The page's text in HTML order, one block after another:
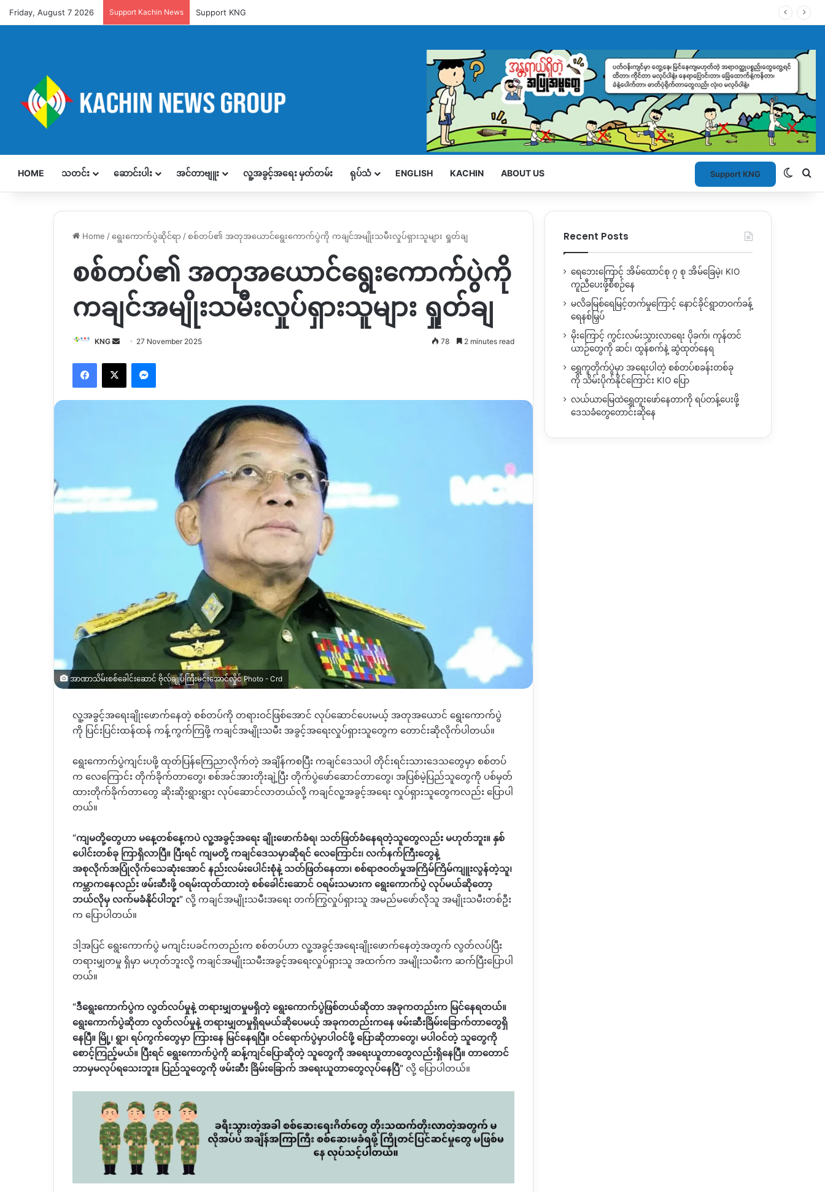
Friday, August 7 2026 Support Kachin News Support KNG
HOME သတင်း ဆောင်းပါး အင်တာဗျူး လူ့အခွင့်အရေး မှတ်တမ်း ရုပ်သံ ENGLISH KACHIN ABOUT US Support KNG
Home /ရွေးကောက်ပွဲဆိုင်ရာ /စစ်တပ်၏ အတုအယောင်ရွေးကောက်ပွဲကို ကချင်အမျိုးသမီးလှုပ်ရှားသူများ ရှုတ်ချ
စစ်တပ်၏ အတုအယောင်ရွေးကောက်ပွဲကို
ကချင်အမျိုးသမီးလှုပ်ရှားသူများ ရှုတ်ချ
KNG
Send 27 November 2025 78 2 minutes read
Facebook
X Messenger
အာဏာသိမ်းစစ်ခေါင်းဆောင် ဗိုလ်ချုပ်ကြီးမင်းအောင်လှိုင် Photo - Crd
လူ့အခွင့်အရေးချိုးဖောက်နေတဲ့ စစ်တပ်ကို တရားဝင်ဖြစ်အောင် လုပ်ဆောင်ပေးမယ့် အတုအယောင် ရွေးကောက်ပွဲ
ကို ပြင်းပြင်းထန်ထန် ကန့်ကွက်ကြဖို့ ကချင်အမျိုးသမီး အခွင့်အရေးလှုပ်ရှားသူတွေက တောင်းဆိုလိုက်ပါတယ်။
ရွေးကောက်ပွဲကျင်းပဖို့ ထုတ်ပြန်ကြေညာလိုက်တဲ့ အချိန်ကစပြီး ကချင်ဒေသပါ တိုင်းရင်းသားဒေသတွေမှာ စစ်တပ်
က လေကြောင်း တိုက်ခိုက်တာတွေ၊ စစ်အင်အားတိုးချဲ့ပြီး တိုက်ပွဲဖော်ဆောင်တာတွေ၊ အပြစ်မဲ့ပြည်သူတွေကို ပစ်မှတ်
ထားတိုက်ခိုက်တာတွေ ဆိုးဆိုးရွားရွား လုပ်ဆောင်လာတယ်လို့ ကချင်လူ့အခွင့်အရေး လှုပ်ရှားသူတွေကလည်း ပြောပါ
တယ်။
“ကျမတို့တွေဟာ မနေ့တစ်နေ့ကပဲ လူ့အခွင့်အရေး ချိုးဖောက်ခံရ၊ သတ်ဖြတ်ခံနေရတဲ့သူတွေလည်း မဟုတ်ဘူး။ နှစ်
ပေါင်းတစ်ခု ကြာရှိလာပြီ။ ပြီးရင် ကျမတို့ ကချင်ဒေသမှာဆိုရင် လေကြောင်း၊ လက်နက်ကြီးတွေနဲ့
အစုလိုက်အပြုံလိုက်သေဆုံးအောင် နည်းလမ်းပေါင်းစုံနဲ့ သတ်ဖြတ်နေတာ၊ စစ်ရာဇဝတ်မှုအကြိမ်ကြိမ်ကျူးလွန်တဲ့သူ၊
ကမ္ဘာကနေလည်း ဖမ်းဆီးဖို့ ဝရမ်းထုတ်ထားတဲ့ စစ်ခေါင်းဆောင် ဝရမ်းသမားက ရွေးကောက်ပွဲ လုပ်မယ်ဆိုတော့
ဘယ်လိုမှ လက်မခံနိုင်ပါဘူး” လို့ ကချင်အမျိုးသမီးအရေး တက်ကြွလှုပ်ရှားသူ အမည်မဖော်လိုသူ အမျိုးသမီးတစ်ဦး
က ပြောပါတယ်။
ဒါ့အပြင် ရွေးကောက်ပွဲ မကျင်းပခင်ကတည်းက စစ်တပ်ဟာ လူ့အခွင့်အရေးချိုးဖောက်နေတဲ့အတွက် လွတ်လပ်ပြီး
တရားမျှတမှု ရှိမှာ မဟုတ်ဘူးလို့ ကချင်အမျိုးသမီးအခွင့်အရေးလှုပ်ရှားသူ အထက်က အမျိုးသမီးက ဆက်ပြီးပြောပါ
တယ်။
“ဒီရွေးကောက်ပွဲက လွတ်လပ်မှုနဲ့ တရားမျှတမှုမရှိတဲ့ ရွေးကောက်ပွဲဖြစ်တယ်ဆိုတာ အခုကတည်းက မြင်နေရတယ်။
ရွေးကောက်ပွဲဆိုတာ လွတ်လပ်မှုနဲ့ တရားမျှတမှုရှိရမယ်ဆိုပေမယ့် အခုကတည်းကနေ ဖမ်းဆီးခြိမ်းခြောက်တာတွေရှိ
နေပြီ။ မြို့၊ ရွာ၊ ရပ်ကွက်တွေမှာ ကြားနေ မြင်နေရပြီ။ ဝင်ရောက်ပွဲမှာပါဝင်ဖို့ ပြောဆိုတာတွေ၊ မပါဝင်တဲ့ သူတွေကို
စောင့်ကြည့်မယ်။ ပြီးရင် ရွေးကောက်ပွဲကို ဆန့်ကျင်ပြောဆိုတဲ့ သူတွေကို အရေးယူတာတွေလည်းရှိနေပြီ။ တာတောင်
ဘာမှမလုပ်ရသေးဘူး။ ပြည်သူတွေကို ဖမ်းဆီး ခြိမ်းခြောက် အရေးယူတာတွေလုပ်နေပြီ” လို့ ပြောပါတယ်။
Recent Posts
ရေဘေးကြောင့် အိမ်ထောင်စု ၇ စု အိမ်ခြေမဲ့၊ KIO
ကူညီပေးဖို့စီစဉ်နေ
မလိခမြစ်ရေမြင့်တက်မှုကြောင့် နောင်ခိုင်ရွာတဝက်ခန့်
ရေနစ်မြှပ်
မိုးကြောင့် ကွင်းလမ်းသွားလာရေး ပိုခက်၊ ကုန်တင်
ယာဉ်တွေကို ဆင်၊ ထွန်စက်နဲ့ ဆွဲထုတ်နေရ
ရွှေကူတိုက်ပွဲမှာ အရေးပါတဲ့ စစ်တပ်စခန်းတစ်ခု
ကို သိမ်းပိုက်နိုင်ကြောင်း KIO ပြော
လယ်ယာမြေထဲရွှေတူးဖော်နေတာကို ရပ်တန့်ပေးဖို့
ဒေသခံတွေတောင်းဆိုနေ